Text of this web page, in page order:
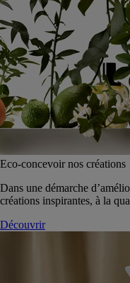
Eco-concevoir nos créations
Dans une démarche
créations inspirantes, à la
Découvrir